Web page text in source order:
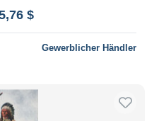
$
Gewerblicher Händler